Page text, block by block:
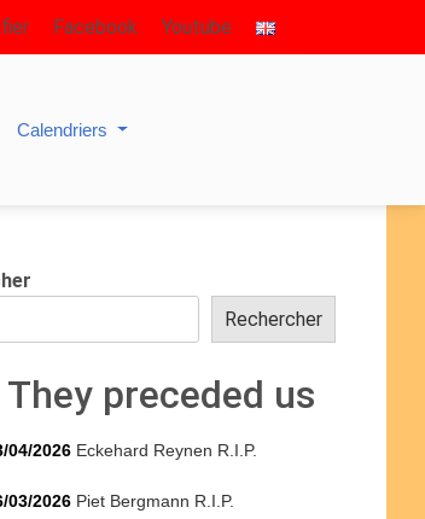
Facebook Youtube
Calendriers
Rechercher
They preceded us
04/2026 Eckehard Reynen R.I.P.
03/2026 Piet Bergmann R.I.P.